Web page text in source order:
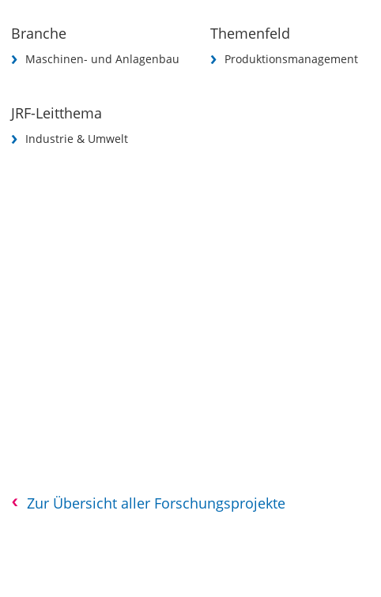
Branche
Maschinen- und Anlagenbau
Themenfeld
Produktionsmanagement
JRF-Leitthema
Industrie & Umwelt
Zur Übersicht aller Forschungsprojekte